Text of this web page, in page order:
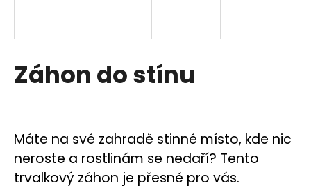
Záhon do stínu
Máte na své zahradě stinné místo, kde nic
neroste a rostlinám se nedaří? Tento
trvalkový záhon je přesně pro vás.
j
t
?
HLEDAT